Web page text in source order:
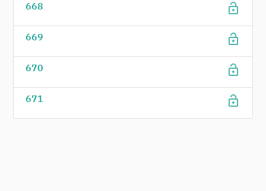
668 lock_open
669 lock_open
670 lock_open
671 lock_open